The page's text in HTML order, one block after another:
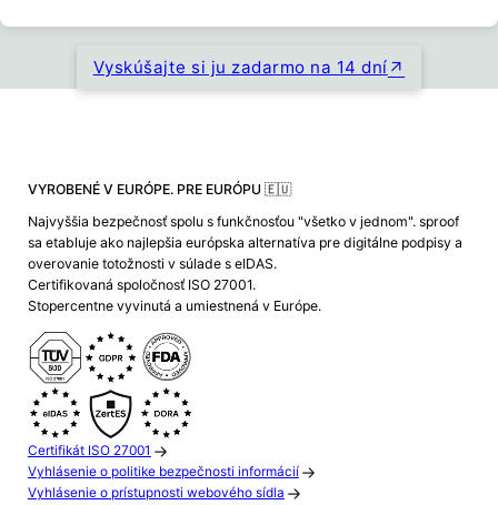
Vyskúšajte si ju zadarmo na 14 dní
VYROBENÉ V EURÓPE. PRE EURÓPU 🇪🇺
Najvyššia bezpečnosť spolu s funkčnosťou "všetko v jednom". sproof
sa etabluje ako najlepšia európska alternatíva pre digitálne podpisy a
overovanie totožnosti v súlade s eIDAS.
Certifikovaná spoločnosť ISO 27001.
Stopercentne vyvinutá a umiestnená v Európe.
Certifikát ISO 27001
Vyhlásenie o politike bezpečnosti informácií
Vyhlásenie o prístupnosti webového sídla